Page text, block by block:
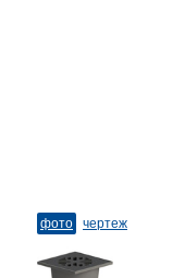
фото чертеж